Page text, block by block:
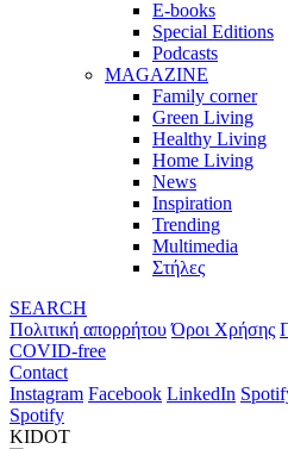
E-books
Special Editions
Podcasts
MAGAZINE
Family corner
Green Living
Healthy Living
Home Living
News
Inspiration
Trending
Multimedia
Στήλες
SEARCH
Πολιτική απορρήτου Όροι Χρήσης
COVID-free
Contact
Instagram Facebook LinkedIn
Spotify
KIDOT